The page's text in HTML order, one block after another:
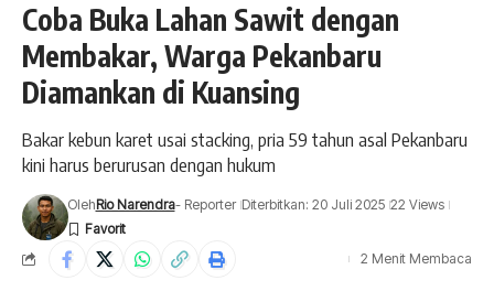
Coba Buka Lahan Sawit dengan
Membakar, Warga Pekanbaru
Diamankan di Kuansing
Bakar kebun karet usai stacking, pria 59 tahun asal Pekanbaru
kini harus berurusan dengan hukum
OlehRio Narendra- Reporter Diterbitkan: 20 Juli 2025 22 Views
2 Menit Membaca